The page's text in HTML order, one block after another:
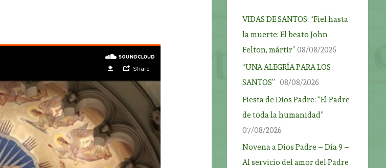
VIDAS DE SANTOS: “Fiel hasta
la muerte: El beato John
Felton, mártir” 08/08/2026
“UNA ALEGRÍA PARA LOS
SANTOS” 08/08/2026
Fiesta de Dios Padre: “El Padre
de toda la humanidad”
07/08/2026
Novena a Dios Padre – Día 9 –
Al servicio del amor del Padre